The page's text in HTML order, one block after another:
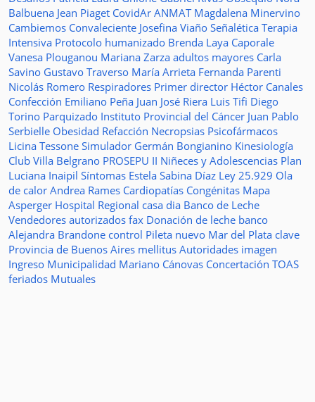
Balbuena Jean Piaget CovidAr ANMAT Magdalena Minervino
Cambiemos Convaleciente Josefina Viaño Señalética Terapia
Intensiva Protocolo humanizado Brenda Laya Caporale
Vanesa Plouganou Mariana Zarza adultos mayores Carla
Savino Gustavo Traverso María Arrieta Fernanda Parenti
Nicolás Romero Respiradores Primer director Héctor Canales
Confección Emiliano Peña Juan José Riera Luis Tifi Diego
Torino Parquizado Instituto Provincial del Cáncer Juan Pablo
Serbielle Obesidad Refacción Necropsias Psicofármacos
Licina Tessone Simulador Germán Bongianino Kinesiología
Club Villa Belgrano PROSEPU II Niñeces y Adolescencias Plan
Luciana Inaipil Síntomas Estela Sabina Díaz Ley 25.929 Ola
de calor Andrea Rames Cardiopatías Congénitas Mapa
Asperger Hospital Regional casa dia Banco de Leche
Vendedores autorizados fax Donación de leche banco
Alejandra Brandone control Pileta nuevo Mar del Plata clave
Provincia de Buenos Aires mellitus Autoridades imagen
Ingreso Municipalidad Mariano Cánovas Concertación TOAS
feriados Mutuales